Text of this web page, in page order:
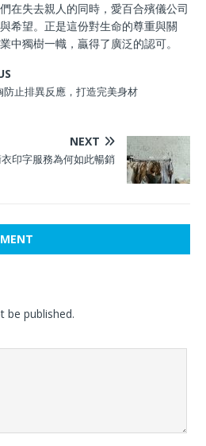
在失去親人的同時，愛百合殯儀公司
希望。正是這份對生命的尊重與關
中獨樹一幟，贏得了廣泛的認可。
防止排異反應，打造完美身材
NEXT
印字服務為何如此暢銷
be published.